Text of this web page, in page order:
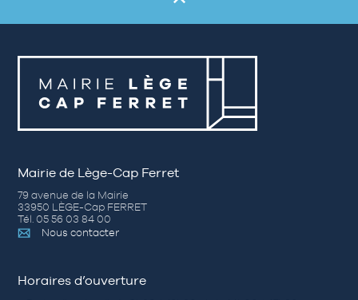
Mairie de Lège-Cap Ferret
79 avenue de la Mairie
33950 LÈGE-Cap FERRET
Tél. 05 56 03 84 00
Nous contacter
Horaires d’ouverture